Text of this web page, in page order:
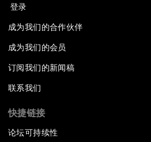
登录
成为我们的合作伙伴
成为我们的会员
订阅我们的新闻稿
联系我们
快捷链接
论坛可持续性